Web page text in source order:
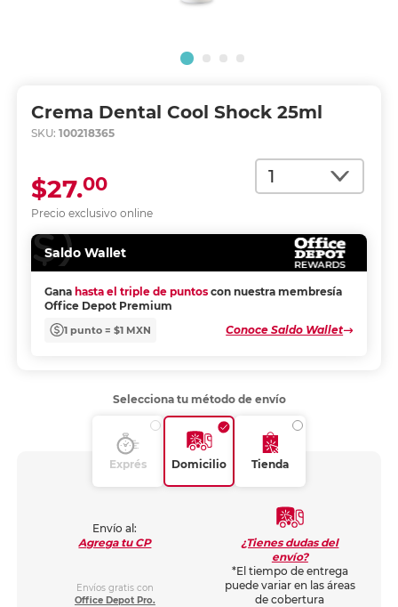
Crema Dental Cool Shock 25ml
SKU: 100218365
Cantidad
Precio exclusivo online
$27.00
Saldo Wallet
Gana hasta el triple de puntos con nuestra membresía
Office Depot Premium
1 punto = $1 MXN Conoce Saldo Wallet
Selecciona tu método de envío
Exprés Domicilio Tienda
Envío al:
Agrega tu CP
Envíos gratis con
Office Depot Pro.
¿Tienes dudas del
envío?
*El tiempo de entrega
puede variar en las áreas
de cobertura